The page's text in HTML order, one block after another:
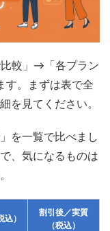
比較」→「各プラン
す。まずは表で全
を見てください。
を一覧で比べまし
、気になるものは
込）
割引後／実質
（税込）